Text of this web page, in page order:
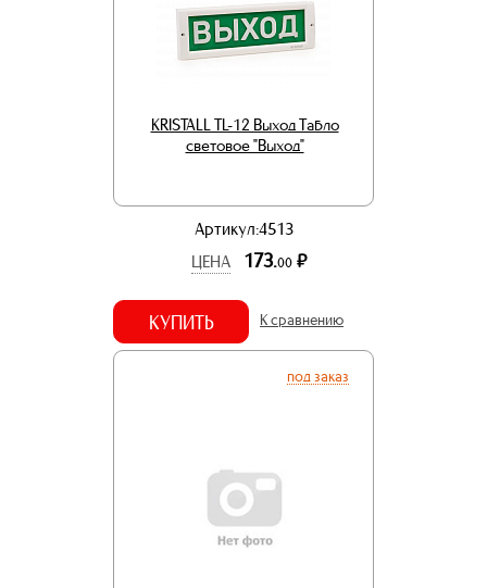
KRISTALL TL-12 Выход Табло
световое "Выход"
Артикул:4513
ЦЕНА
173.00 р.
КУПИТЬ К сравнению
под заказ